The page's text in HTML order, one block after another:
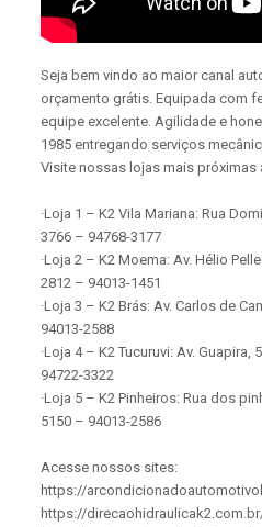
Seja bem vindo ao maior canal
orçamento grátis. Equipada com
equipe excelente. Agilidade e
1985 entregando serviços
Visite nossas lojas mais próximas
·Loja 1 – K2 Vila Mariana: Rua
3766 – 94768-3177
·Loja 2 – K2 Moema: Av. Hélio
2812 – 94013-1451
·Loja 3 – K2 Brás: Av. Carlos de
94013-2588
·Loja 4 – K2 Tucuruvi: Av. Guapira,
94722-3322
·Loja 5 – K2 Pinheiros: Rua dos
5150 – 94013-2586
Acesse nossos sites:
https://
https://